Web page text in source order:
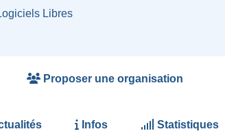
Libres
Proposer une organisation
Infos Statistiques